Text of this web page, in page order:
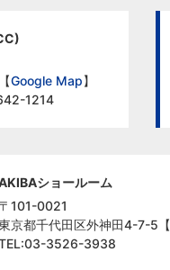
Google Map】
1214
ショールーム
〒101-0021
京都千代田区外神田4-7-5【
3526-3938